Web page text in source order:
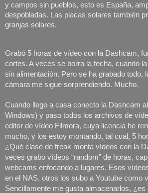
y campos sin pueblos, esto es España,
despobladas. Las placas solares también
granjas solares.
Grabó 5 horas de vídeo con la Dashcam,
cortes. A veces se borra la fecha, cuando
sin alimentación. Pero se ha grabado todo,
cámara me sigue sorprendiendo. Mucho.
Cuando llego a casa conecto la Dashcam
Windows) y paso todos los archivos de
editor de vídeo Filmora, cuya licencia he
mucho, y los estoy montando, tal cual, 5
¿Qué clase de freak monta vídeos con la
veces grabo vídeos “random” de horas,
webcams enfocando a lugares. Esos
en el NAS, otros los subo a Youtube como
Sencillamente me gusta almacenarlos, ¿es